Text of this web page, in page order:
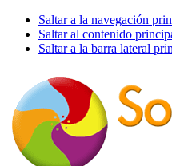
Saltar a la navegación
Saltar al contenido
Saltar a la barra lateral